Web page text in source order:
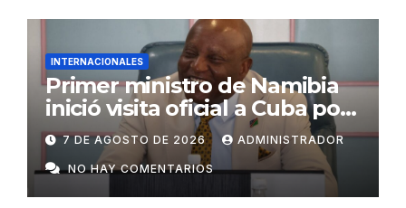
INTERNACIONALES
Primer ministro de Namibia
inició visita oficial a Cuba por
invitación de Manuel Marrero
7 DE AGOSTO DE 2026 ADMINISTRADOR
NO HAY COMENTARIOS